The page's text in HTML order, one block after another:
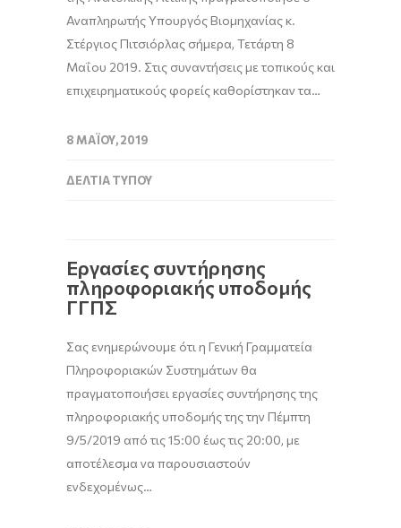
Αναπληρωτής Υπουργός Βιομηχανίας κ.
Στέργιος Πιτσιόρλας σήμερα, Τετάρτη 8
Μαΐου 2019. Στις συναντήσεις με τοπικούς και
επιχειρηματικούς φορείς καθορίστηκαν τα…
8 ΜΑΪ́ΟΥ, 2019
ΔΕΛΤΊΑ ΤΎΠΟΥ
Εργασίες συντήρησης
πληροφοριακής υποδομής
ΓΓΠΣ
Σας ενημερώνουμε ότι η Γενική Γραμματεία
Πληροφοριακών Συστημάτων θα
πραγματοποιήσει εργασίες συντήρησης της
πληροφοριακής υποδομής της την Πέμπτη
9/5/2019 από τις 15:00 έως τις 20:00, με
αποτέλεσμα να παρουσιαστούν
ενδεχομένως…